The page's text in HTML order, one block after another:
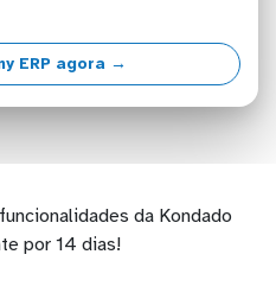
ERP agora →
da Kondado
por 14 dias!